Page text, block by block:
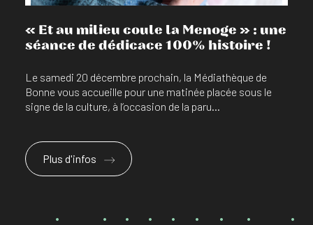
« Et au milieu coule la Menoge » : une
séance de dédicace 100% histoire !
Le samedi 20 décembre prochain, la Médiathèque de
Bonne vous accueille pour une matinée placée sous le
signe de la culture, à l’occasion de la paru...
Plus d'infos